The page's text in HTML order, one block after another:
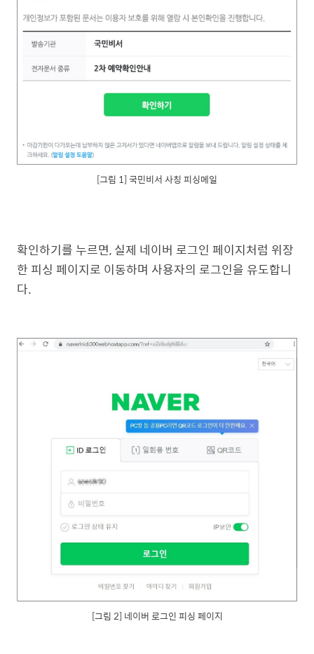
[그림 1] 국민비서 사칭 피싱메일
확인하기를 누르면, 실제 네이버 로그인 페이지처럼 위장
한 피싱 페이지로 이동하며 사용자의 로그인을 유도합니
다.
[그림 2] 네이버 로그인 피싱 페이지